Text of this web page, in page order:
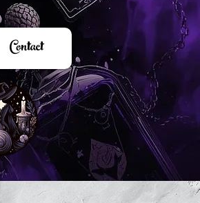
Contact